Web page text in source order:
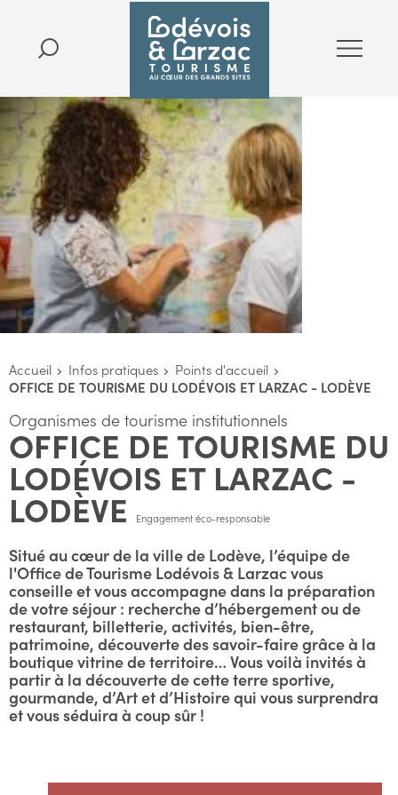
Accueil Infos pratiques
Points d'accueil
OFFICE DE TOURISME DU LODÉVOIS ET LARZAC - LODÈVE
Organismes de tourisme institutionnels
OFFICE DE TOURISME DU
LODÉVOIS ET LARZAC -
LODÈVE Engagement éco-responsable
Situé au cœur de la ville de Lodève, l’équipe de
l'Office de Tourisme Lodévois & Larzac vous
conseille et vous accompagne dans la préparation
de votre séjour : recherche d’hébergement ou de
restaurant, billetterie, activités, bien-être,
patrimoine, découverte des savoir-faire grâce à la
boutique vitrine de territoire… Vous voilà invités à
partir à la découverte de cette terre sportive,
gourmande, d’Art et d’Histoire qui vous surprendra
et vous séduira à coup sûr !